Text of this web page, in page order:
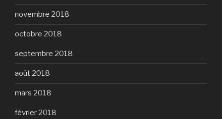
novembre 2018
octobre 2018
septembre 2018
août 2018
mars 2018
février 2018